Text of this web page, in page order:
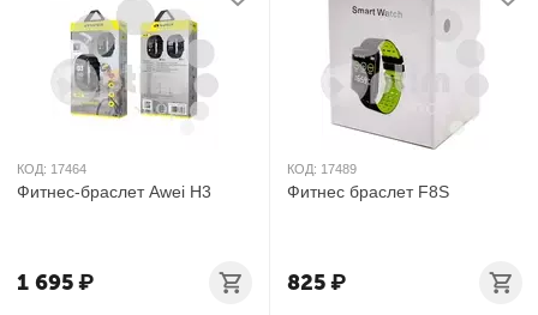
КОД: 17464
Фитнес-браслет Awei H3
1 695₽
КОД: 17489
Фитнес браслет F8S
825₽